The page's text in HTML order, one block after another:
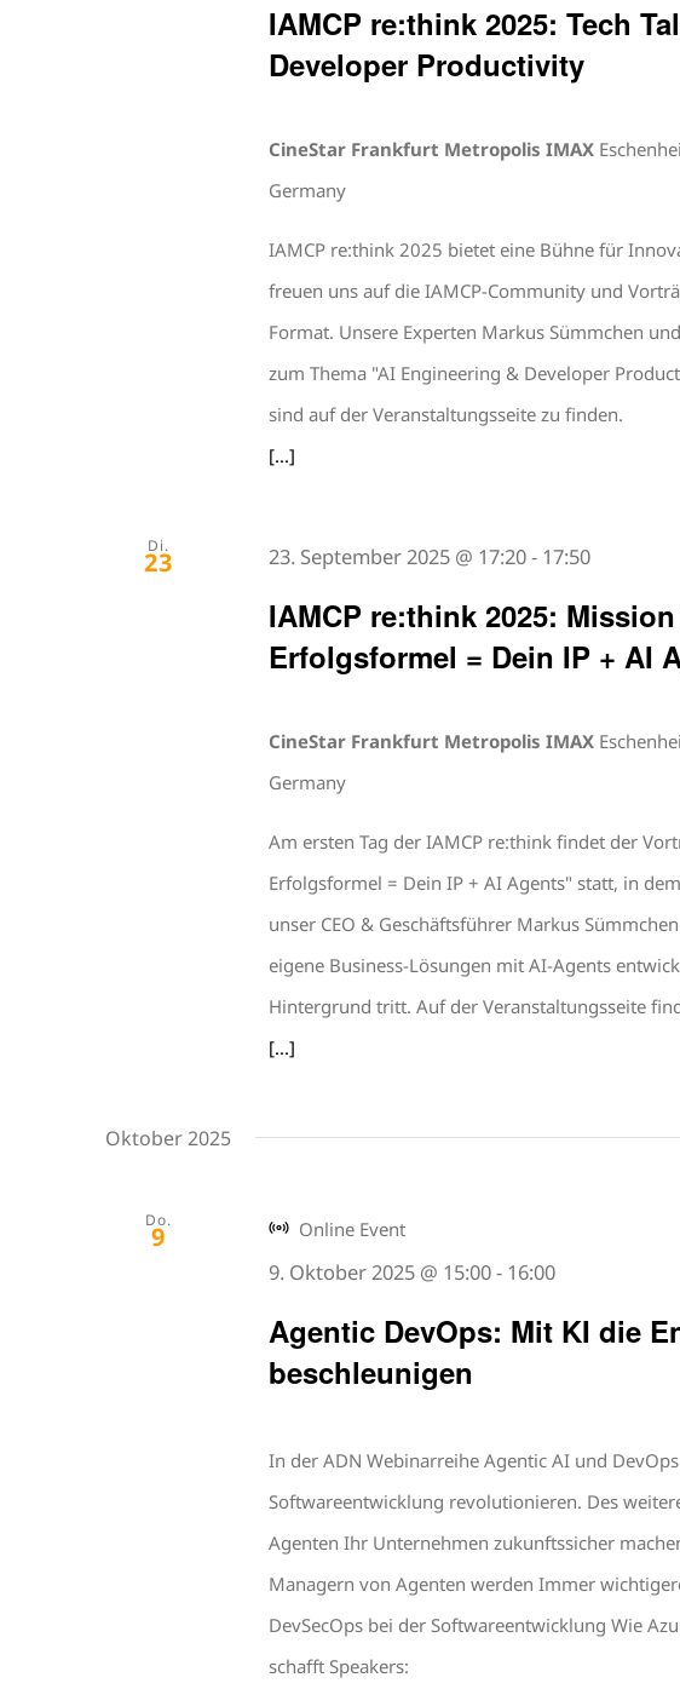
IAMCP re:think 2025: Tech
Developer Productivity
CineStar Frankfurt Metropolis IMAX
Germany
IAMCP re:think 2025 bietet eine Bühne für
freuen uns auf die IAMCP-Community und
Format. Unsere Experten Markus Sümmchen
zum Thema "AI Engineering & Developer
sind auf der Veranstaltungsseite zu finden.
[...]
Di.
23
IAMCP re:think 2025:
Erfolgsformel = Dein IP + AI
23. September 2025 @ 17:20- 17:50
CineStar Frankfurt Metropolis IMAX
Germany
Am ersten Tag der IAMCP re:think findet der
Erfolgsformel = Dein IP + AI Agents" statt, in
unser CEO & Geschäftsführer Markus
eigene Business-Lösungen mit AI-Agents
Hintergrund tritt. Auf der Veranstaltungsseite
[...]
Oktober 2025
Do.
9
Agentic DevOps: Mit KI die
beschleunigen
9. Oktober 2025 @ 15:00- 16:00
Online Event
In der ADN Webinarreihe Agentic AI und
Softwareentwicklung revolutionieren. Des
Agenten Ihr Unternehmen zukunftssicher
Managern von Agenten werden Immer
DevSecOps bei der Softwareentwicklung Wie
schafft Speakers: